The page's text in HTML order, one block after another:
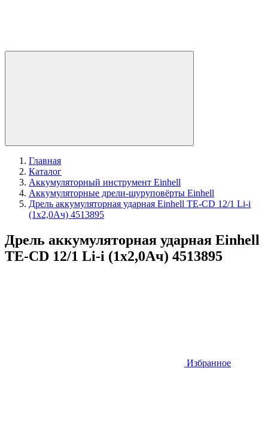
Главная
Каталог
Аккумуляторный инструмент Einhell
Аккумуляторные дрели-шуруповёрты Einhell
Дрель аккумуляторная ударная Einhell TE-CD 12/1 Li-i
(1x2,0Aч) 4513895
Дрель аккумуляторная ударная Einhell
TE-CD 12/1 Li-i (1x2,0Aч) 4513895
Избранное